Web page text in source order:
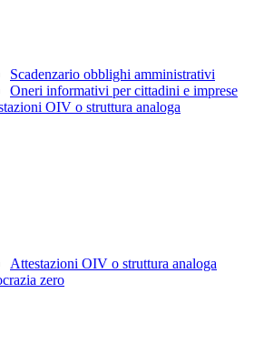
Scadenzario obblighi amministrativi
Oneri informativi per cittadini e imprese
OIV o struttura analoga
Attestazioni OIV o struttura analoga
zero